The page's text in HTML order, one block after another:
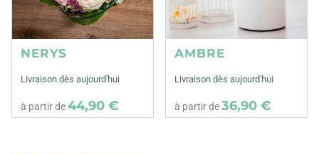
NERYS
Livraison dès aujourd'hui
à partir de44,90 €
AMBRE
Livraison dès aujourd'hui
à partir de36,90 €